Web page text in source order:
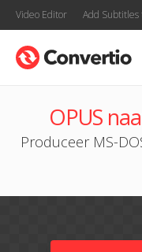
Video Editor Add Subtitles
OPUS
Produceer MS-